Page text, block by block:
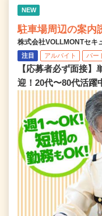
NEW
駐車場周辺の案内
株式会社VOLLMONTセキ
注目 アルバイト パー
【応募者必ず面接
迎！20代〜80代活躍